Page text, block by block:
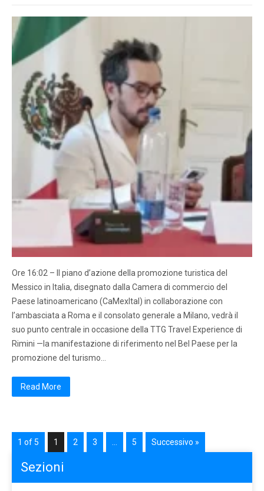
Ore 16:02 – Il piano d’azione della promozione turistica del
Messico in Italia, disegnato dalla Camera di commercio del
Paese latinoamericano (CaMexItal) in collaborazione con
l’ambasciata a Roma e il consolato generale a Milano, vedrà il
suo punto centrale in occasione della TTG Travel Experience di
Rimini —la manifestazione di riferimento nel Bel Paese per la
promozione del turismo…
Read More
1 of 5 1 2 3 5 Successivo »
Sezioni